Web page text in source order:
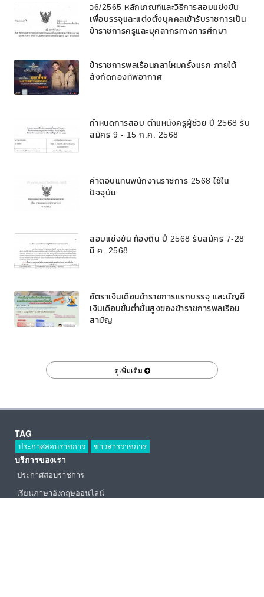
ว6/2565 หลักเกณฑ์และวิธีการสอบแข่งขัน
เพื่อบรรจุและแต่งตั้งบุคคลเข้ารับราชการเป็น
ข้าราชการครูและบุคลากรทางการศึกษา
ราชวิทยาลัย สังกัดสำนักงานคณะกรรมการ
การศึกษาขั้นพื้นฐาน
ข้าราชการพลเรือนกลาโหมครั้งแรก ภายใต้
สังกัดกองทัพอากาศ
กำหนดการสอบ ตำแหน่งครูผู้ช่วย ปี 2568 รับ
สมัคร 9 - 15 ก.ค. 2568
ค่าตอบแทนพนักงานราชการ 2568 ใช้ใน
ปัจจุบัน
สอบแข่งขัน ท้องถิ่น ปี 2568 รับสมัคร 7-28
มี.ค. 2568
อัตราเงินเดือนข้าราชการแรกบรรจุ และบัญชี
เงินเดือนขั้นต่ำขั้นสูงของข้าราชการพลเรือน
สามัญ
ดูเพิ่มเติม
TAG
ประกาศสอบราชการ ข่าวสารราชการ
บริการของเรา
ประกาศสอบราชการ
เรียนภาษาอังกฤษออนไลน์